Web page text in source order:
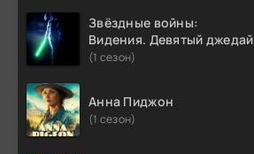
Звёздные войны:
Видения. Девятый джедай
(1 сезон)
Анна Пиджон
(1 сезон)